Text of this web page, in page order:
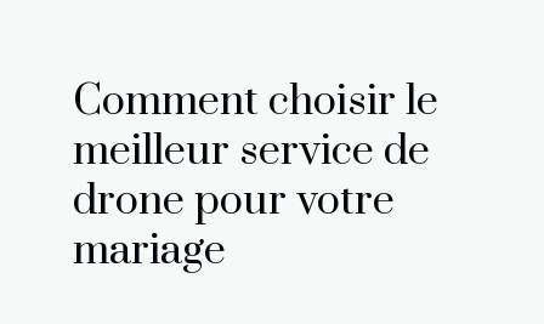
Comment choisir le
meilleur service de
drone pour votre
mariage